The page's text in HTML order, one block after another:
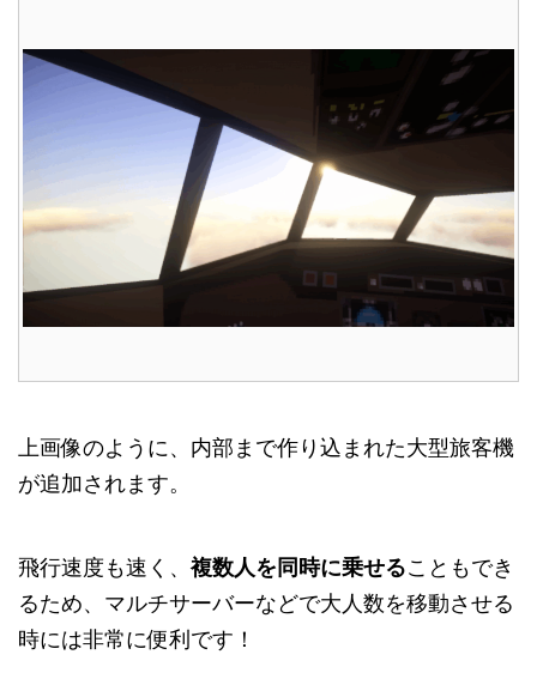
上画像のように、内部まで作り込まれた大型旅客機
が追加されます。
飛行速度も速く、 複数人を同時に乗せることもでき
るため、マルチサーバーなどで大人数を移動させる
時には非常に便利です！